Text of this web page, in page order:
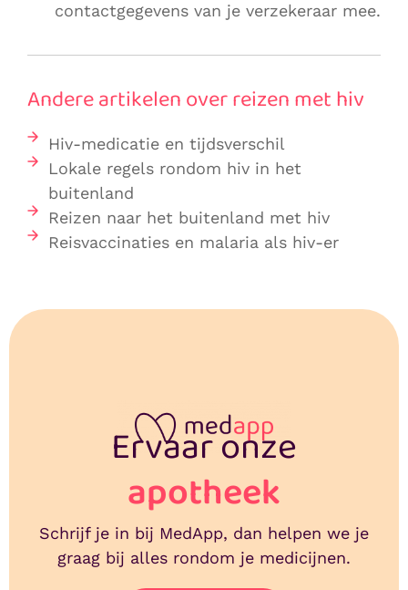
contactgegevens van je verzekeraar mee.
Andere artikelen over reizen met hiv
Hiv-medicatie en tijdsverschil
Lokale regels rondom hiv in het
buitenland
Reizen naar het buitenland met hiv
Reisvaccinaties en malaria als hiv-er
Ervaar onze
apotheek
Schrijf je in bij MedApp, dan helpen we je
graag bij alles rondom je medicijnen.